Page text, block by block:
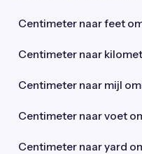
Centimeter naar feet
Centimeter naar
Centimeter naar mijl
Centimeter naar voet
Centimeter naar yard